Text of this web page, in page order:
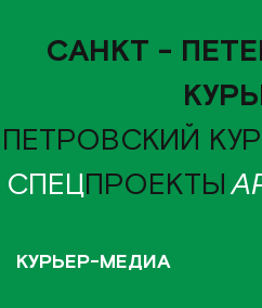
САНКТ -
ПЕТРОВСКИЙ
СПЕЦПРОЕКТЫ
КУРЬЕР-МЕДИА